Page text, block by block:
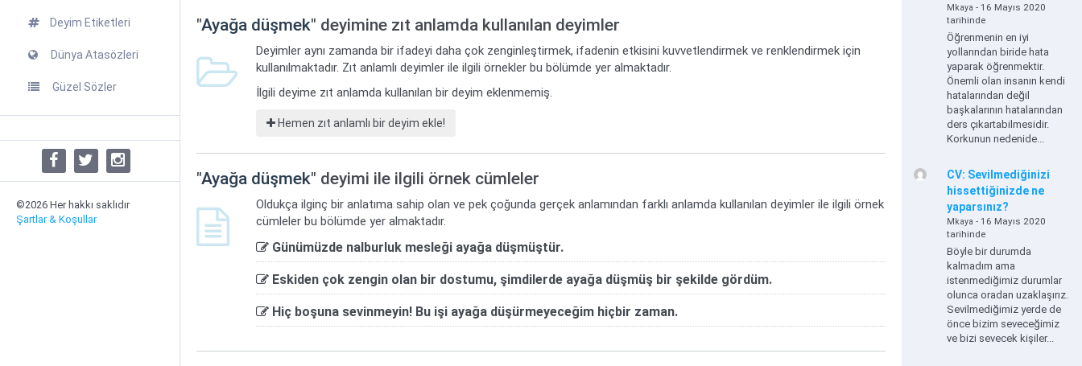
Deyim Etiketleri
Dünya Atasözleri
Güzel Sözler
©2026 Her hakkı saklıdır
Şartlar & Koşullar
"Ayağa düşmek" deyimine zıt anlamda kullanılan deyimler
Deyimler aynı zamanda bir ifadeyi daha çok zenginleştirmek, ifadenin etkisini kuvvetlendirmek ve renklendirmek için
kullanılmaktadır. Zıt anlamlı deyimler ile ilgili örnekler bu bölümde yer almaktadır.
İlgili deyime zıt anlamda kullanılan bir deyim eklenmemiş.
Hemen zıt anlamlı bir deyim ekle!
"Ayağa düşmek" deyimi ile ilgili örnek cümleler
Oldukça ilginç bir anlatıma sahip olan ve pek çoğunda gerçek anlamından farklı anlamda kullanılan deyimler ile ilgili örnek
cümleler bu bölümde yer almaktadır.
Günümüzde nalburluk mesleği ayağa düşmüştür.
Eskiden çok zengin olan bir dostumu, şimdilerde ayağa düşmüş bir şekilde gördüm.
Hiç boşuna sevinmeyin! Bu işi ayağa düşürmeyeceğim hiçbir zaman.
Mkaya - 16 Mayıs 2020
tarihinde
Öğrenmenin en iyi
yollarından biride hata
yaparak öğrenmektir.
Önemli olan insanın kendi
hatalarından değil
başkalarının hatalarından
ders çıkartabilmesidir.
Korkunun nedenide...
CV: Sevilmediğinizi
hissettiğinizde ne
yaparsınız?
Mkaya - 16 Mayıs 2020
tarihinde
Böyle bir durumda
kalmadım ama
istenmediğimiz durumlar
olunca oradan uzaklaşırız.
Sevilmediğimiz yerde de
önce bizim seveceğimiz
ve bizi sevecek kişiler...